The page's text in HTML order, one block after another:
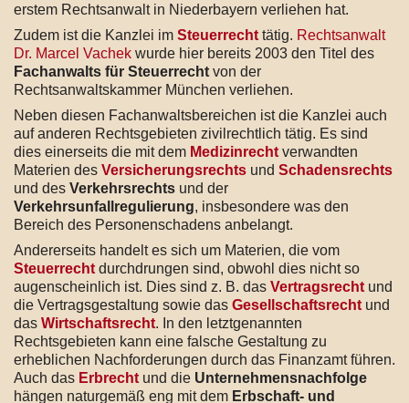
erstem Rechtsanwalt in Niederbayern verliehen hat.
Zudem ist die Kanzlei im Steuerrecht tätig. Rechtsanwalt
Dr. Marcel Vachek wurde hier bereits 2003 den Titel des
Fachanwalts für Steuerrecht von der
Rechtsanwaltskammer München verliehen.
Neben diesen Fachanwaltsbereichen ist die Kanzlei auch
auf anderen Rechtsgebieten zivilrechtlich tätig. Es sind
dies einerseits die mit dem Medizinrecht verwandten
Materien des Versicherungsrechts und Schadensrechts
und des Verkehrsrechts und der
Verkehrsunfallregulierung, insbesondere was den
Bereich des Personenschadens anbelangt.
Andererseits handelt es sich um Materien, die vom
Steuerrecht durchdrungen sind, obwohl dies nicht so
augenscheinlich ist. Dies sind z. B. das Vertragsrecht und
die Vertragsgestaltung sowie das Gesellschaftsrecht und
das Wirtschaftsrecht. In den letztgenannten
Rechtsgebieten kann eine falsche Gestaltung zu
erheblichen Nachforderungen durch das Finanzamt führen.
Auch das Erbrecht und die Unternehmensnachfolge
hängen naturgemäß eng mit dem Erbschaft- und